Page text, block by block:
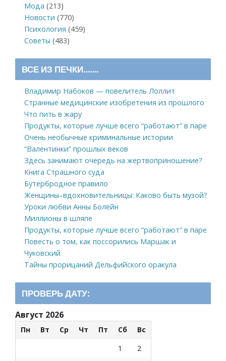
Мода (213)
Новости (770)
Психология (459)
Советы (483)
ВСЕ ИЗ ПЕЧКИ…….
Владимир Набоков — повелитель Лоллит
Странные медицинские изобретения из прошлого
Что пить в жару
Продукты, которые лучше всего “работают” в паре
Очень необычные криминальные истории
“Валентинки” прошлых веков
Здесь занимают очередь на жертвоприношение?
Книга Страшного суда
Бутербродное правило
Женщины–вдохновительницы: Каково быть музой?
Уроки любви Анны Болейн
Миллионы в шляпе
Продукты, которые лучше всего “работают” в паре
Повесть о том, как поссорились Маршак и
Чуковский
Тайны прорицаний Дельфийского оракула
ПРОВЕРЬ ДАТУ:
Август 2026
Пн Вт Ср Чт Пт Сб
Вс
1
2